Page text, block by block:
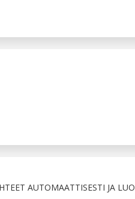
AUTOMAATTISESTI JA LUO